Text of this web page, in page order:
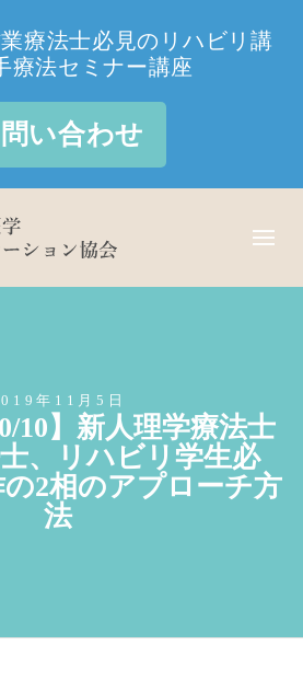
療法士必見のリハビリ講
療法セミナー講座
い合わせ
年11月5日
10】新人理学療法士
、リハビリ学生必
の2相のアプローチ方
法